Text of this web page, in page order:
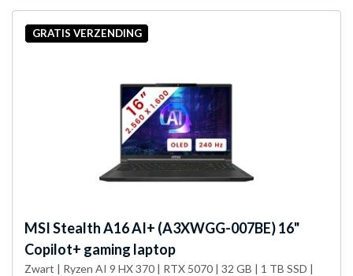
GRATIS VERZENDING
MSIStealth A16 AI+ (A3XWGG-007BE) 16"
Copilot+ gaming laptop
Zwart | Ryzen AI 9 HX 370 | RTX 5070 | 32 GB | 1 TB SSD |